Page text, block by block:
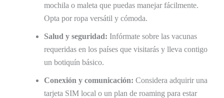
mochila o maleta que puedas manejar fácilmente.
Opta por ropa versátil y cómoda.
Salud y seguridad: Infórmate sobre las vacunas
requeridas en los países que visitarás y lleva contigo
un botiquín básico.
Conexión y comunicación: Considera adquirir una
tarjeta SIM local o un plan de roaming para estar